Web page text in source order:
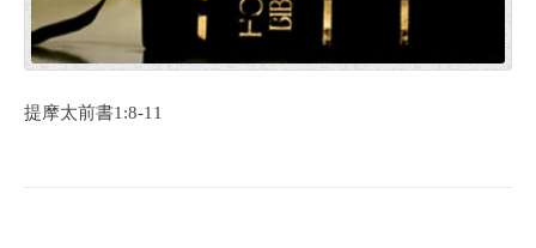
提摩太前書1:8-11